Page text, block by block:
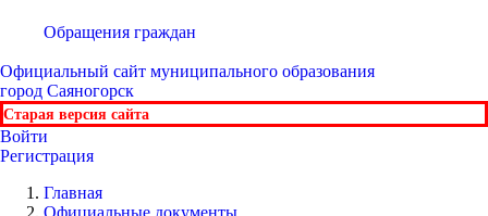
Обращения граждан
Официальный сайт муниципального образования
город Саяногорск
Старая версия сайта
Войти
Регистрация
Главная